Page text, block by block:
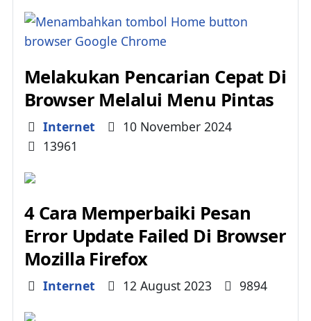
Melakukan Pencarian Cepat Di
Browser Melalui Menu Pintas
Details
Internet
10 November 2024
13961
4 Cara Memperbaiki Pesan
Error Update Failed Di Browser
Mozilla Firefox
Details
Internet 12 August 2023 9894